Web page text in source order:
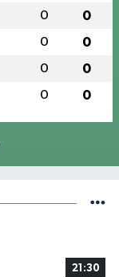
0 0
0 0
0 0
0 0
21:30